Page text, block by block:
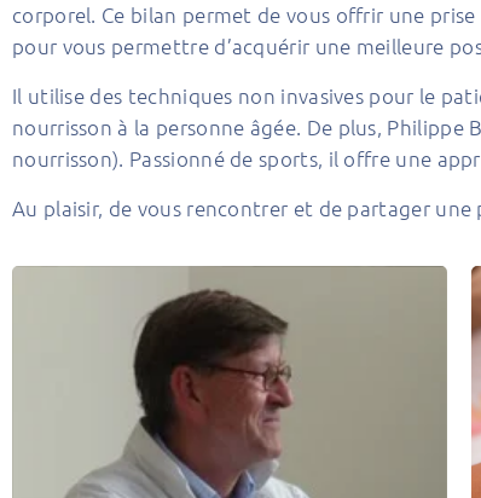
corporel. Ce bilan permet de vous offrir une
pour vous permettre d’acquérir une meilleure
Il utilise des techniques non invasives pour le
nourrisson à la personne âgée. De plus,
nourrisson). Passionné de sports, il offre une
Au plaisir, de vous rencontrer et de partager